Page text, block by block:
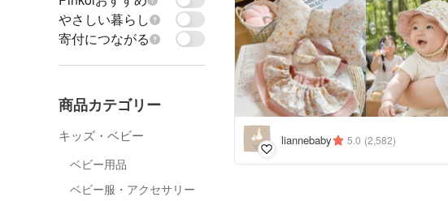
やさしい暮らし
寄付につながる
商品カテゴリー
キッズ・ベビー
ベビー用品
ベビー服・アクセサリー
liannebaby 5.0 (2,582)